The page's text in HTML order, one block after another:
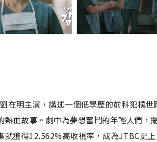
在明主演，講述一個低學歷的前科犯樸世
血故事。劇中為夢想奮鬥的年輕人們，
就獲得12.562%高收視率，成為JTBC史